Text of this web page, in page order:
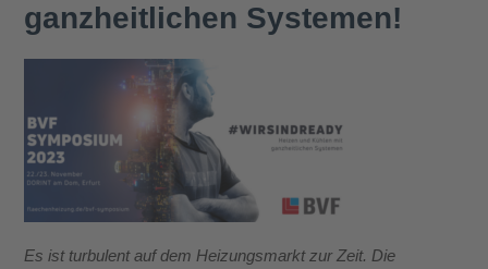
ganzheitlichen Systemen!
Es ist turbulent auf dem Heizungsmarkt zur Zeit. Die